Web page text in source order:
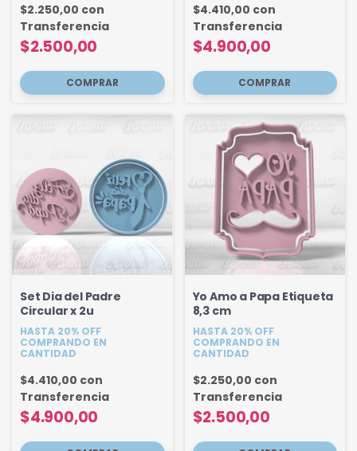
$2.500,00
$2.250,00 con
Transferencia
$4.900,00
$4.410,00 con
Transferencia
Set Dia del Padre
Circular x 2u
HASTA 20% OFF
COMPRANDO EN
CANTIDAD
$4.900,00
$4.410,00 con
Transferencia
Yo Amo a Papa Etiqueta
8,3 cm
HASTA 20% OFF
COMPRANDO EN
CANTIDAD
$2.500,00
$2.250,00 con
Transferencia